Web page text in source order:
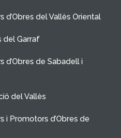
d’Obres del Vallès Oriental
del Garraf
d’Obres de Sabadell i
del Vallès
i Promotors d’Obres de